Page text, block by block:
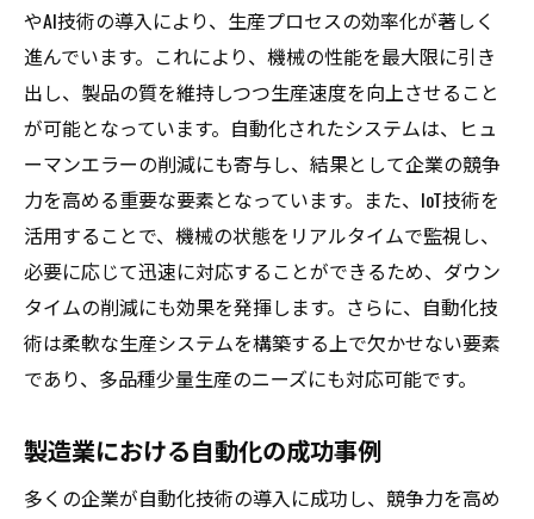
やAI技術の導入により、生産プロセスの効率化が著しく
進んでいます。これにより、機械の性能を最大限に引き
出し、製品の質を維持しつつ生産速度を向上させること
が可能となっています。自動化されたシステムは、ヒュ
ーマンエラーの削減にも寄与し、結果として企業の競争
力を高める重要な要素となっています。また、IoT技術を
活用することで、機械の状態をリアルタイムで監視し、
必要に応じて迅速に対応することができるため、ダウン
タイムの削減にも効果を発揮します。さらに、自動化技
術は柔軟な生産システムを構築する上で欠かせない要素
であり、多品種少量生産のニーズにも対応可能です。
製造業における自動化の成功事例
多くの企業が自動化技術の導入に成功し、競争力を高め